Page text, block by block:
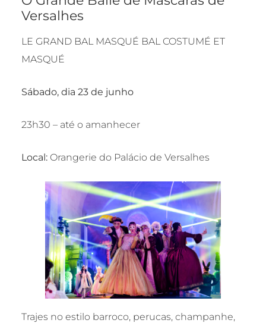
Versalhes
LE GRAND BAL MASQUÉ BAL COSTUMÉ ET
MASQUÉ
Sábado, dia 23 de junho
23h30 – até o amanhecer
Local: Orangerie do Palácio de Versalhes
Trajes no estilo barroco, perucas, champanhe,